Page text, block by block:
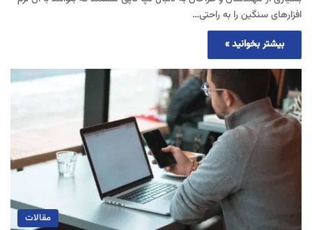
افزارهای سنگین را به راحتی…
بیشتر بخوانید »
مقالات